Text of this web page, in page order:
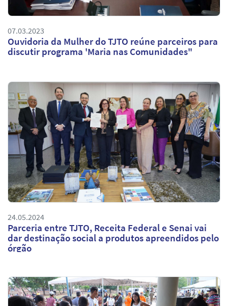
07.03.2023
Ouvidoria da Mulher do TJTO reúne parceiros para
discutir programa 'Maria nas Comunidades"
24.05.2024
Parceria entre TJTO, Receita Federal e Senai vai
dar destinação social a produtos apreendidos pelo
órgão